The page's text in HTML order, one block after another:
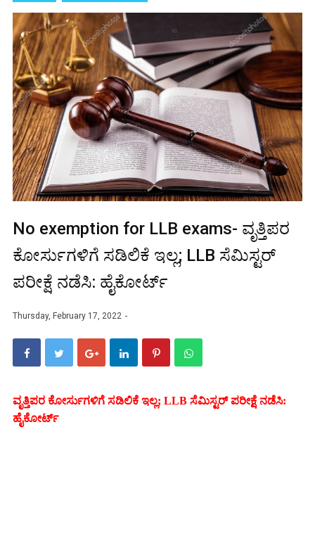
No exemption for LLB exams- ವೃತ್ತಿಪರ
ಕೋರ್ಸುಗಳಿಗೆ ಸಡಿಲಿಕೆ ಇಲ್ಲ; LLB ಸೆಮಿಸ್ಟರ್
ಪರೀಕ್ಷೆ ನಡೆಸಿ: ಹೈಕೋರ್ಟ್
Thursday, February 17, 2022
ವೃತ್ತಿಪರ ಕೋರ್ಸುಗಳಿಗೆ ಸಡಿಲಿಕೆ ಇಲ್ಲ; LLB ಸೆಮಿಸ್ಟರ್ ಪರೀಕ್ಷೆ ನಡೆಸಿ:
ಹೈಕೋರ್ಟ್